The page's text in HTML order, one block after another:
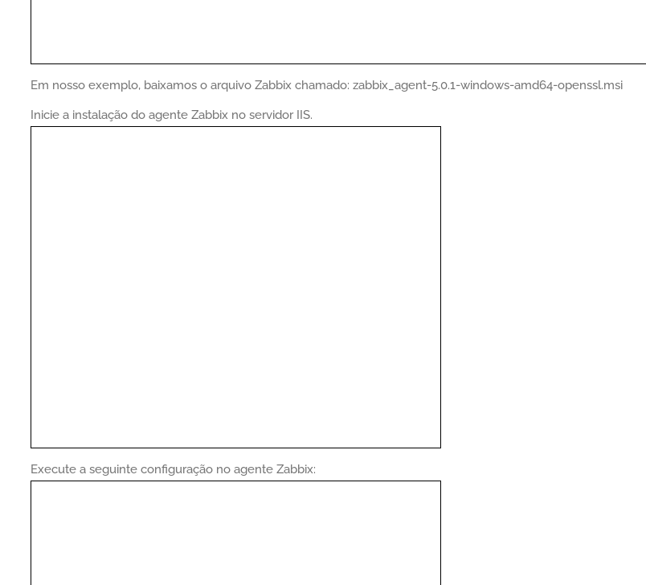
Em nosso exemplo, baixamos o arquivo Zabbix chamado: zabbix_agent-5.0.1-windows-amd64-openssl.msi
Inicie a instalação do agente Zabbix no servidor IIS.
Execute a seguinte configuração no agente Zabbix: